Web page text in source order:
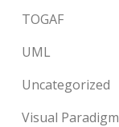
TOGAF
UML
Uncategorized
Visual Paradigm